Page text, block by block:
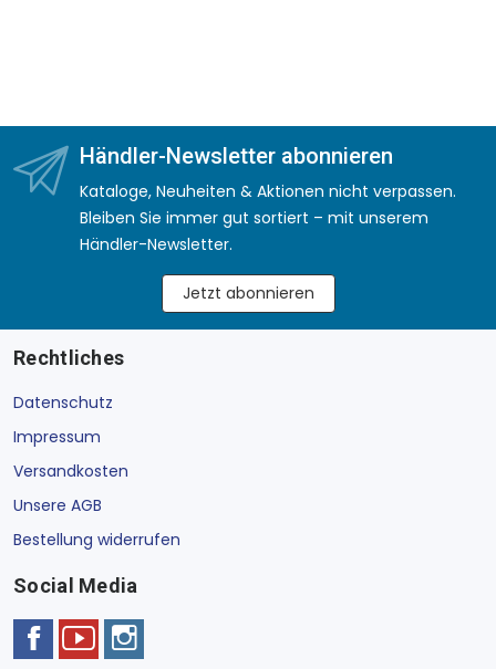
Händler-Newsletter abonnieren
Kataloge, Neuheiten & Aktionen nicht verpassen.
Bleiben Sie immer gut sortiert – mit unserem
Händler-Newsletter.
Jetzt abonnieren
Rechtliches
Datenschutz
Impressum
Versandkosten
Unsere AGB
Bestellung widerrufen
Social Media